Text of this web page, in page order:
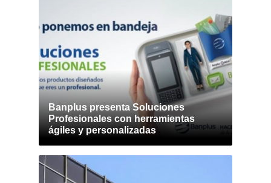
Banplus presenta Soluciones
Profesionales con herramientas
ágiles y personalizadas